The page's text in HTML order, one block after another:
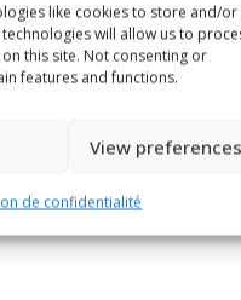
like cookies to store and/or
will allow us to
this site. Not consenting or
features and functions.
View preferences
de confidentialité